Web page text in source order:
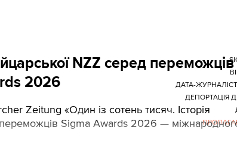
NZZ серед переможців
2026
Zeitung «Один із сотень тисяч. Історія
переможців Sigma Awards 2026 —
ДАТА-
ДЕПОРТАЦІЯ